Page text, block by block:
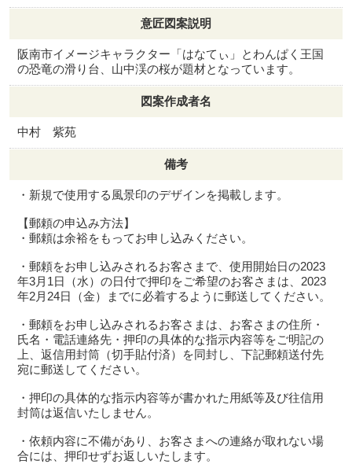
意匠図案説明
阪南市イメージキャラクター「はなてぃ」とわんぱく王国
の恐竜の滑り台、山中渓の桜が題材となっています。
図案作成者名
中村 紫苑
備考
・新規で使用する風景印のデザインを掲載します。
【郵頼の申込み方法】
・郵頼は余裕をもってお申し込みください。
・郵頼をお申し込みされるお客さまで、使用開始日の2023
年3月1日（水）の日付で押印をご希望のお客さまは、2023
年2月24日（金）までに必着するように郵送してください。
・郵頼をお申し込みされるお客さまは、お客さまの住所・
氏名・電話連絡先・押印の具体的な指示内容等をご明記の
上、返信用封筒（切手貼付済）を同封し、下記郵頼送付先
宛に郵送してください。
・押印の具体的な指示内容等が書かれた用紙等及び往信用
封筒は返信いたしません。
・依頼内容に不備があり、お客さまへの連絡が取れない場
合には、押印せずお返しいたします。